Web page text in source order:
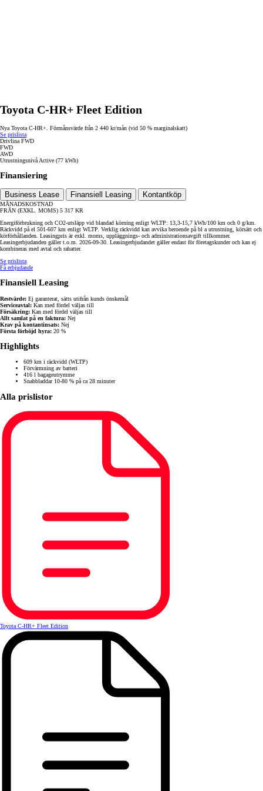
Toyota C-HR+ Fleet Edition
Nya Toyota C-HR+. Förmånsvärde från 2 440 kr/mån (vid 50 % marginalskatt)
Se prislista
Drivlina FWD
FWD
AWD
Utrustningsnivå Active (77 kWh)
Finansiering
Business Lease Finansiell Leasing Kontantköp
MÅNADSKOSTNAD
FRÅN (EXKL. MOMS) 5 317 KR
Energiförbrukning och CO2-utsläpp vid blandad körning enligt WLTP: 13,3-15,7 kWh/100 km och 0 g/km.
Räckvidd på el 501-607 km enligt WLTP. Verklig räckvidd kan avvika beroende på bl a utrustning, körsätt och
körförhållanden. Leasingpris är exkl. moms, uppläggnings- och administrationsavgift tillkommer.
Leasingerbjudanden gäller t.o.m. 2026-09-30. Leasingerbjudandet gäller endast för företagskunder och kan ej
kombineras med avtal och rabatter.
Se prislista
Få erbjudande
Finansiell Leasing
Restvärde: Ej garanterat, sätts utifrån kunds önskemål
Serviceavtal: Kan med fördel väljas till
Försäkring: Kan med fördel väljas till
Allt samlat på en faktura: Nej
Krav på kontantinsats: Nej
Första förhöjd hyra: 20 %
Highlights
609 km i räckvidd (WLTP)
Förvärmning av batteri
416 l bagageutrymme
Snabbladdar 10-80 % på ca 28 minuter
Alla prislistor
Toyota C-HR+ Fleet Edition